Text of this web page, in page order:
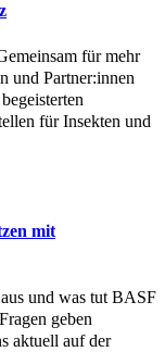
für mehr
und Partner:innen
für Insekten und
mit
und was tut BASF
geben
aktuell auf der